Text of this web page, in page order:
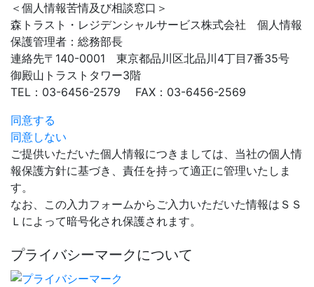
＜個人情報苦情及び相談窓口＞
森トラスト・レジデンシャルサービス株式会社 個人情報
保護管理者：総務部長
連絡先〒140-0001 東京都品川区北品川4丁目7番35号
御殿山トラストタワー3階
TEL：03-6456-2579 FAX：03-6456-2569
同意する
同意しない
ご提供いただいた個人情報につきましては、当社の個人情
報保護方針に基づき、責任を持って適正に管理いたしま
す。
なお、この入力フォームからご入力いただいた情報はＳＳ
Ｌによって暗号化され保護されます。
プライバシーマークについて